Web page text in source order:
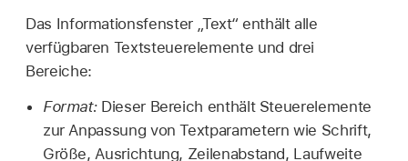
Das Informationsfenster „Text“ enthält alle
verfügbaren Textsteuerelemente und drei
Bereiche:
Format:Dieser Bereich enthält Steuerelemente
zur Anpassung von Textparametern wie Schrift,
Größe, Ausrichtung, Zeilenabstand, Laufweite